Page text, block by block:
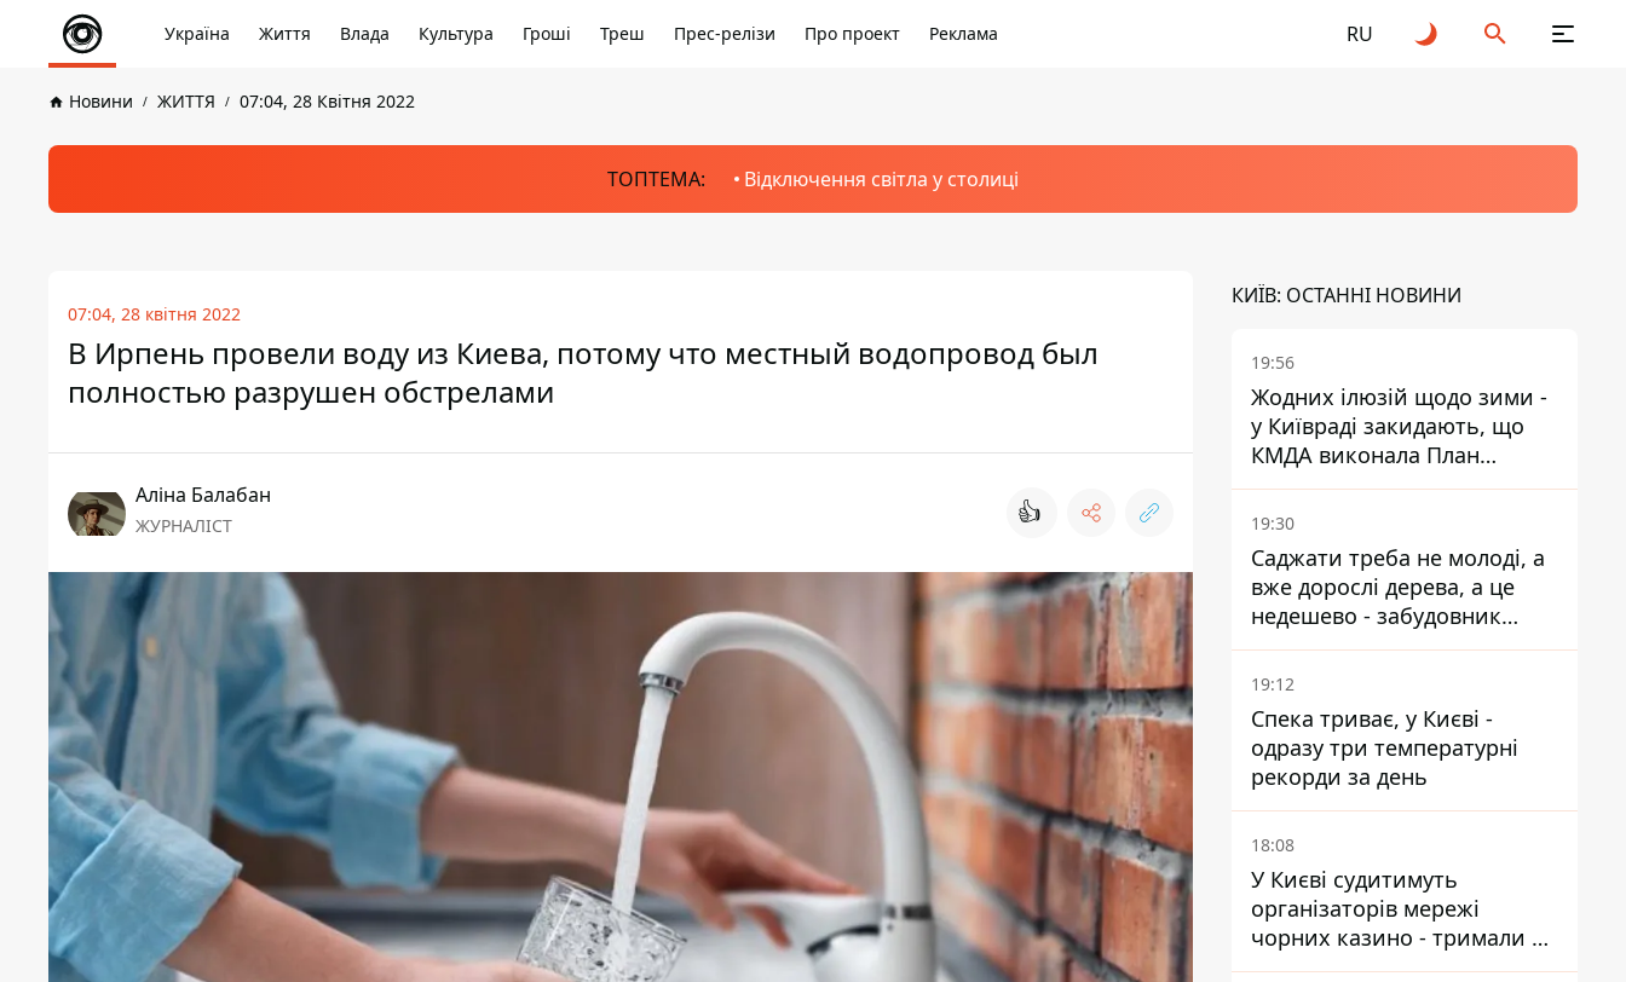
Україна Життя Влада Культура Гроші Треш Прес-релізи Про проект Реклама RU
Новини ЖИТТЯ 07:04, 28 Квітня 2022
ТОПТЕМА: Відключення світла у столиці
07:04, 28 квітня 2022
В Ирпень провели воду из Киева, потому что местный водопровод был
полностью разрушен обстрелами
Аліна Балабан
ЖУРНАЛІСТ 👍
КИЇВ: ОСТАННІ НОВИНИ
19:56
Жодних ілюзій щодо зими -
у Київраді закидають, що
КМДА виконала План
стійкості на 20%
19:30
Саджати треба не молоді, а
вже дорослі дерева, а це
недешево - забудовник
Ніконов
19:12
Спека триває, у Києві -
одразу три температурні
рекорди за день
18:08
У Києві судитимуть
організаторів мережі
чорних казино - тримали 39
закладів